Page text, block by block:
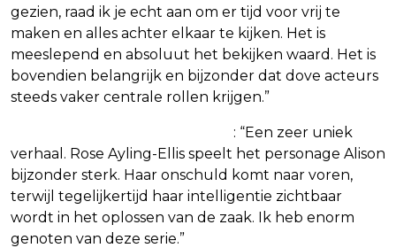
gezien, raad ik je echt aan om er tijd voor vrij te
maken en alles achter elkaar te kijken. Het is
meeslepend en absoluut het bekijken waard. Het is
bovendien belangrijk en bijzonder dat dove acteurs
steeds vaker centrale rollen krijgen.”
: “Een zeer uniek
verhaal. Rose Ayling-Ellis speelt het personage Alison
bijzonder sterk. Haar onschuld komt naar voren,
terwijl tegelijkertijd haar intelligentie zichtbaar
wordt in het oplossen van de zaak. Ik heb enorm
genoten van deze serie.”